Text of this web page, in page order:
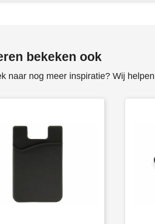
bekeken ook
naar nog meer inspiratie? Wij